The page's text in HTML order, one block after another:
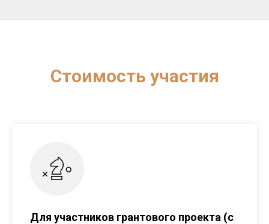
Стоимость участия
Для участников грантового проекта (с